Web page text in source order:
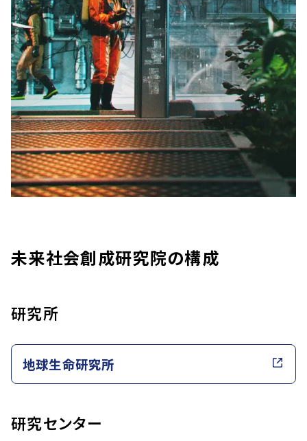
未来社会創成研究院の構成
研究所
地球生命研究所
研究センター